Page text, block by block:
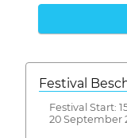
Festival
Festival Start:
20 September